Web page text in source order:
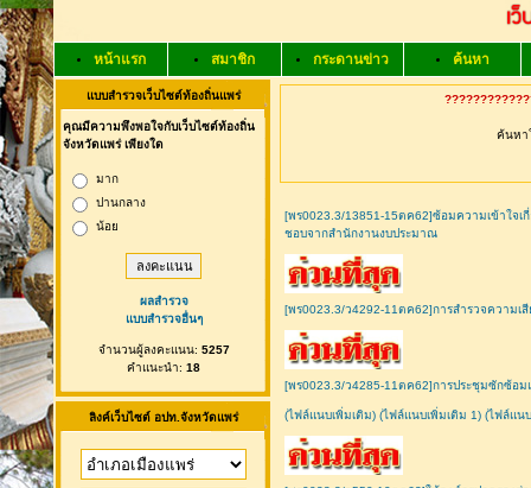
หน้าแรก สมาชิก กระดานข่าว ค้นหา
แบบสำรวจเว็บไซต์ท้องถิ่นแพร่
คุณมีความพึงพอใจกับเว็บไซต์ท้องถิ่น
จังหวัดแพร่ เพียงใด
มาก
ปานกลาง
น้อย
ผลสำรวจ
แบบสำรวจอื่นๆ
จำนวนผู้ลงคะแนน: 5257
คำแนะนำ: 18
ลิงค์เว็บไซต์ อปท.จังหวัดแพร่
ค้นหา
[พร0023.3/13851-15ตค62]ซ้อมความเข้าใจเ
ชอบจากสำนักงานงบประมาณ
[พร0023.3/ว4292-11ตค62]การสำรวจความ
[พร0023.3/ว4285-11ตค62]การประชุมซักซ้อ
(ไฟล์แนบเพิ่มเติม) (ไฟล์แนบเพิ่มเติม 1) (ไฟล์แน